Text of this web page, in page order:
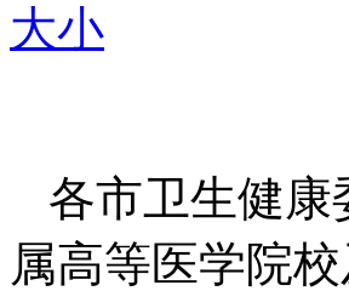
大小
各市卫生健
属高等医学院